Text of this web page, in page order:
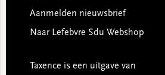
Aanmelden nieuwsbrief
Naar Lefebvre Sdu Webshop
Taxence is een uitgave van